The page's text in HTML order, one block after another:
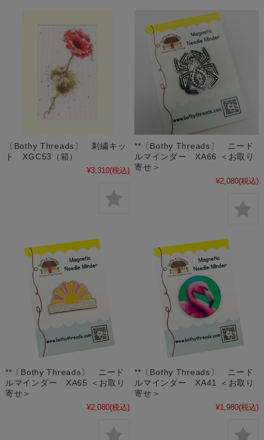
〔Bothy Threads〕 刺繍キッ
ト XGC53（箱）
¥3,310(税込)
**〔Bothy Threads〕 ニード
ルマインダー XA66 ＜お取り
寄せ＞
¥2,080(税込)
**〔Bothy Threads〕 ニード
ルマインダー XA65 ＜お取り
寄せ＞
¥2,080(税込)
**〔Bothy Threads〕 ニード
ルマインダー XA41 ＜お取り
寄せ＞
¥1,980(税込)